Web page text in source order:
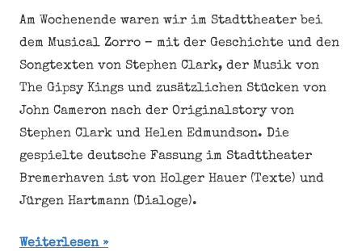
Am Wochenende waren wir im Stadttheater bei
dem Musical Zorro – mit der Geschichte und den
Songtexten von Stephen Clark, der Musik von
The Gipsy Kings und zusätzlichen Stücken von
John Cameron nach der Originalstory von
Stephen Clark und Helen Edmundson. Die
gespielte deutsche Fassung im Stadttheater
Bremerhaven ist von Holger Hauer (Texte) und
Jürgen Hartmann (Dialoge).
Weiterlesen